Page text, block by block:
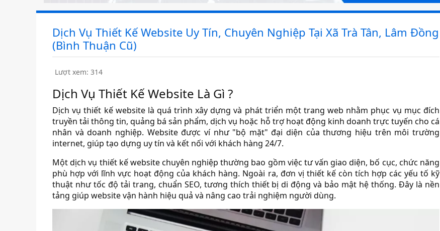
Dịch Vụ Thiết Kế Website Uy Tín, Chuyên Nghiệp Tại Xã Trà Tân, Lâm Đồng
(Bình Thuận Cũ)
Lượt xem: 314
Dịch Vụ Thiết Kế Website Là Gì ?
Dịch vụ thiết kế website là quá trình xây dựng và phát triển một trang web nhằm phục vụ mục đích
truyền tải thông tin, quảng bá sản phẩm, dịch vụ hoặc hỗ trợ hoạt động kinh doanh trực tuyến cho cá
nhân và doanh nghiệp. Website được ví như "bộ mặt" đại diện của thương hiệu trên môi trường
internet, giúp tạo dựng uy tín và kết nối với khách hàng 24/7.
Một dịch vụ thiết kế website chuyên nghiệp thường bao gồm việc tư vấn giao diện, bố cục, chức năng
phù hợp với lĩnh vực hoạt động của khách hàng. Ngoài ra, đơn vị thiết kế còn tích hợp các yếu tố kỹ
thuật như tốc độ tải trang, chuẩn SEO, tương thích thiết bị di động và bảo mật hệ thống. Đây là nền
tảng giúp website vận hành hiệu quả và nâng cao trải nghiệm người dùng.